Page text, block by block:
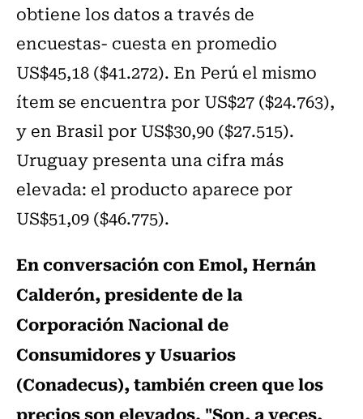
obtiene los datos a través de
encuestas- cuesta en promedio
US$45,18 ($41.272). En Perú el mismo
ítem se encuentra por US$27 ($24.763),
y en Brasil por US$30,90 ($27.515).
Uruguay presenta una cifra más
elevada: el producto aparece por
US$51,09 ($46.775).
En conversación con Emol, Hernán
Calderón, presidente de la
Corporación Nacional de
Consumidores y Usuarios
(Conadecus), también creen que los
precios son elevados. "Son, a veces,